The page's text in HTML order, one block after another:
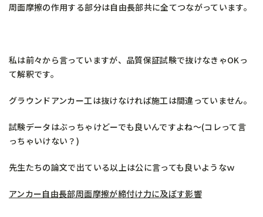
周面摩擦の作用する部分は自由長部共に全てつながっています。
私は前々から言っていますが、品質保証試験で抜けなきゃOKっ
て解釈です。
グラウンドアンカー工は抜けなければ施工は間違っていません。
試験データはぶっちゃけどーでも良いんですよね～(コレって言
っちゃいけない？)
先生たちの論文で出ている以上は公に言っても良いようなｗ
アンカー自由長部周面摩擦が締付け力に及ぼす影響